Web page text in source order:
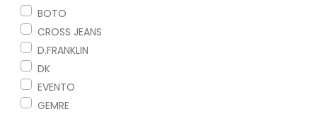
BOTO
CROSS JEANS
D.FRANKLIN
DK
EVENTO
GEMRE